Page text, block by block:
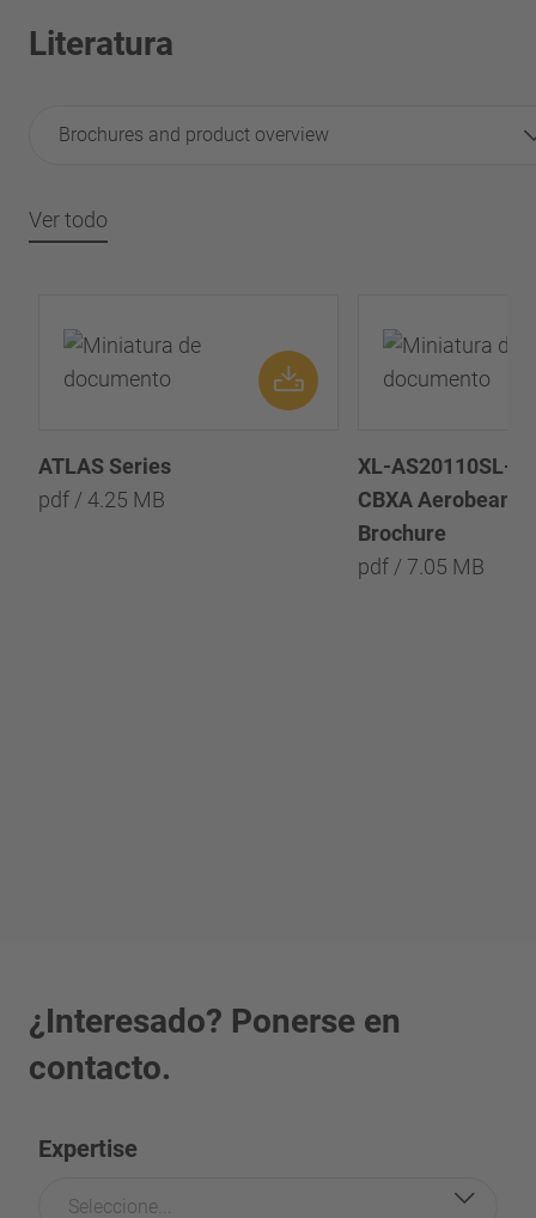
Literatura
Brochures and product overview
Ver todo
ATLAS Series
pdf / 4.25 MB
XL-AS20110SL-
CBXA
Brochure
pdf / 7.05 MB
¿Interesado? Ponerse en
contacto.
Expertise
Seleccione...